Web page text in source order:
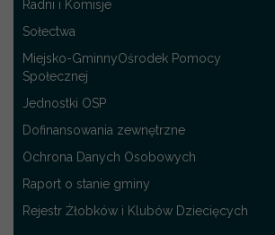
Radni i Komisje
Sołectwa
Miejsko-GminnyOśrodek Pomocy
Społecznej
Jednostki OSP
Dofinansowania zewnętrzne
Ochrona Danych Osobowych
Raport o stanie gminy
Rejestr Żłobków i Klubów Dziecięcych